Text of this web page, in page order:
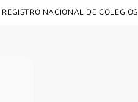
REGISTRO NACIONAL DE COLEGIOS